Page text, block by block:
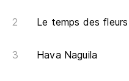
Le temps des fleurs
Hava Naguila